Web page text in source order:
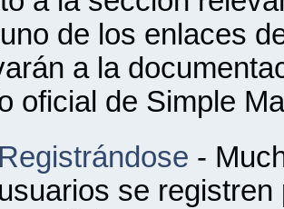
de los enlaces
a la
oficial de Simple
Registrándose -
usuarios se